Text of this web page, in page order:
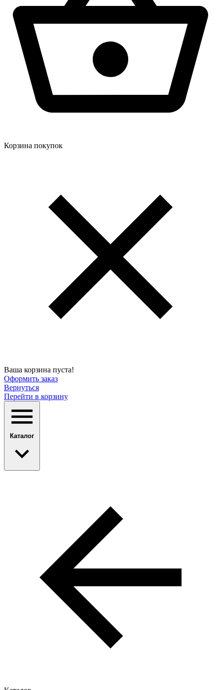
Корзина покупок
Ваша корзина пуста!
Оформить заказ
Вернуться
Перейти в корзину
Каталог